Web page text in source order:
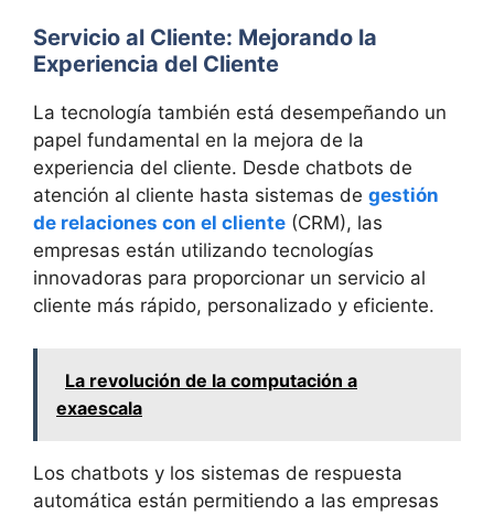
Servicio al Cliente: Mejorando la
Experiencia del Cliente
La tecnología también está desempeñando un
papel fundamental en la mejora de la
experiencia del cliente. Desde chatbots de
atención al cliente hasta sistemas de gestión
de relaciones con el cliente (CRM), las
empresas están utilizando tecnologías
innovadoras para proporcionar un servicio al
cliente más rápido, personalizado y eficiente.
La revolución de la computación a
exaescala
Los chatbots y los sistemas de respuesta
automática están permitiendo a las empresas